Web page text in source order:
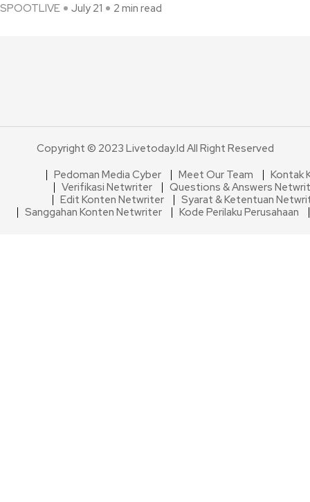
SPOOTLIVE
July 21 2 min read
Copyright © 2023 Livetoday.id All Right Reserved
Pedoman Media Cyber
Meet Our Team
Kontak
Verifikasi Netwriter
Questions & Answers
Edit Konten Netwriter
Syarat & Ketentuan
Sanggahan Konten Netwriter
Kode Perilaku Perusahaan